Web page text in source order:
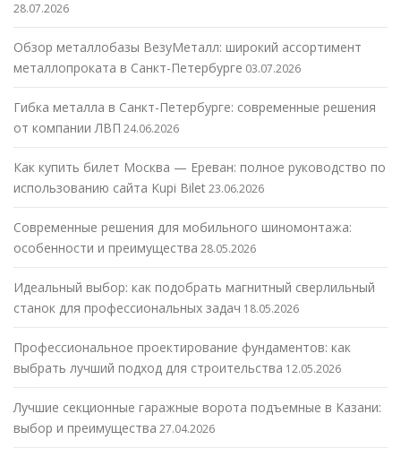
28.07.2026
Обзор металлобазы ВезуМеталл: широкий ассортимент
металлопроката в Санкт-Петербурге 03.07.2026
Гибка металла в Санкт-Петербурге: современные решения
от компании ЛВП 24.06.2026
Как купить билет Москва — Ереван: полное руководство по
использованию сайта Kupi Bilet23.06.2026
Современные решения для мобильного шиномонтажа:
особенности и преимущества 28.05.2026
Идеальный выбор: как подобрать магнитный сверлильный
станок для профессиональных задач 18.05.2026
Профессиональное проектирование фундаментов: как
выбрать лучший подход для строительства 12.05.2026
Лучшие секционные гаражные ворота подъемные в Казани:
выбор и преимущества 27.04.2026